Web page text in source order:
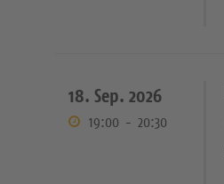
18. Sep. 2026
19:00 - 20:30